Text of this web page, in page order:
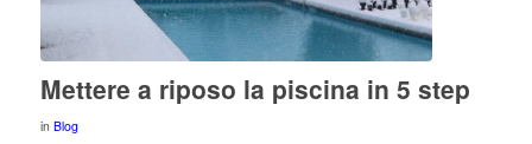
Mettere a riposo la piscina in 5 step
in Blog